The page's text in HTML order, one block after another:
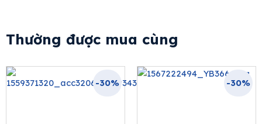
Thường được mua cùng
-30% -30%